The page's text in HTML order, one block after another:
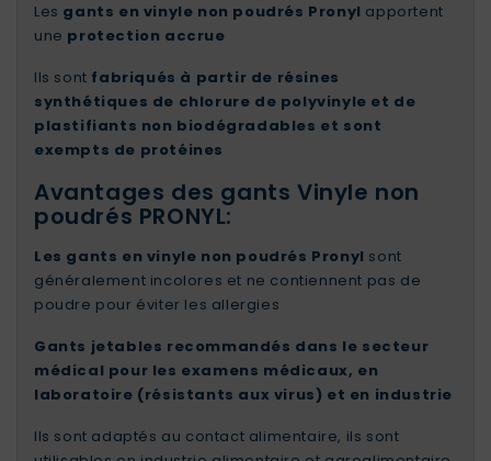
Les gants en vinyle non poudrés Pronyl apportent
une protection accrue
Ils sont fabriqués à partir de résines
synthétiques de chlorure de polyvinyle et de
plastifiants non biodégradables et sont
exempts de protéines
Avantages des gants Vinyle non
poudrés PRONYL:
Les gants en vinyle non poudrés Pronyl sont
généralement incolores et ne contiennent pas de
poudre pour éviter les allergies
Gants jetables recommandés dans le secteur
médical pour les examens médicaux, en
laboratoire (résistants aux virus) et en industrie
Ils sont adaptés au contact alimentaire, ils sont